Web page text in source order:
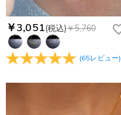
￥3,051(税込)￥5,760
(65レビュー)